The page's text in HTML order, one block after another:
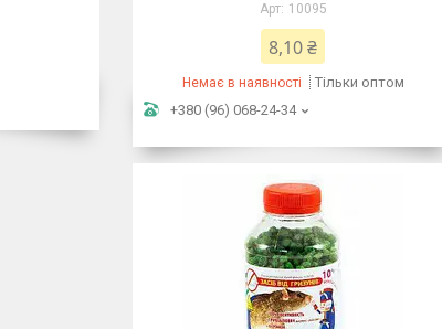
10095
8,10 ₴
Немає в наявності
Тільки оптом
+380 (96) 068-24-34